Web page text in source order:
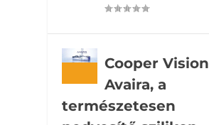
Cooper Vision
Avaira, a
természetesen